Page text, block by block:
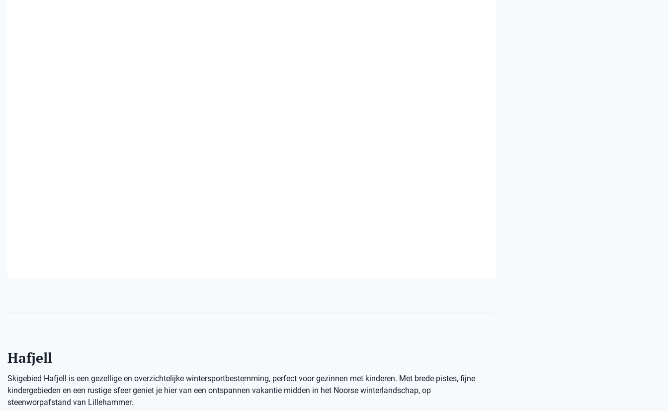
Hafjell
Skigebied Hafjell is een gezellige en overzichtelijke wintersportbestemming, perfect voor gezinnen met kinderen. Met brede pistes, fijne
kindergebieden en een rustige sfeer geniet je hier van een ontspannen vakantie midden in het Noorse winterlandschap, op
steenworpafstand van Lillehammer.